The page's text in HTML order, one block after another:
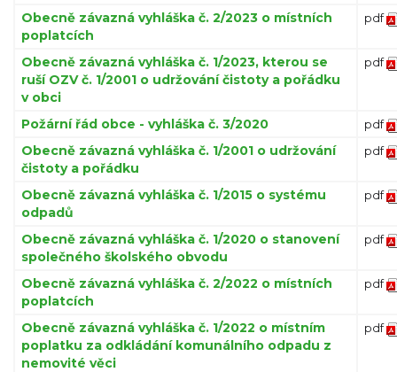
Obecně závazná vyhláška č. 2/2023 o místních
poplatcích
pdf
Obecně závazná vyhláška č. 1/2023, kterou se
ruší OZV č. 1/2001 o udržování čistoty a pořádku
v obci
pdf
Požární řád obce - vyhláška č. 3/2020 pdf
Obecně závazná vyhláška č. 1/2001 o udržování
čistoty a pořádku
pdf
Obecně závazná vyhláška č. 1/2015 o systému
odpadů
pdf
Obecně závazná vyhláška č. 1/2020 o stanovení
společného školského obvodu
pdf
Obecně závazná vyhláška č. 2/2022 o místních
poplatcích
pdf
Obecně závazná vyhláška č. 1/2022 o místním
poplatku za odkládání komunálního odpadu z
nemovité věci
pdf